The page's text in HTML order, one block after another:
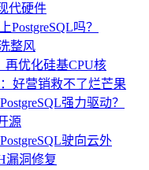
代硬件
PostgreSQL吗？
整风
再优化硅基CPU核
好营销救不了烂芒果
强力驱动？
源
驶向云外
漏洞修复